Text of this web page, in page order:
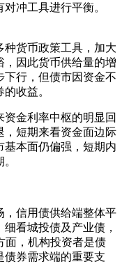
冲工具进行平衡。
种货币政策工具，加大
因此货币供给量的增
下行，但债市因资金不
收益。
资金利率中枢的明显回
，短期来看资金面边际
本面仍偏强，短期内
，信用债供给端整体平
看城投债及产业债，
面，机构投资者是债
债券需求端的重要支